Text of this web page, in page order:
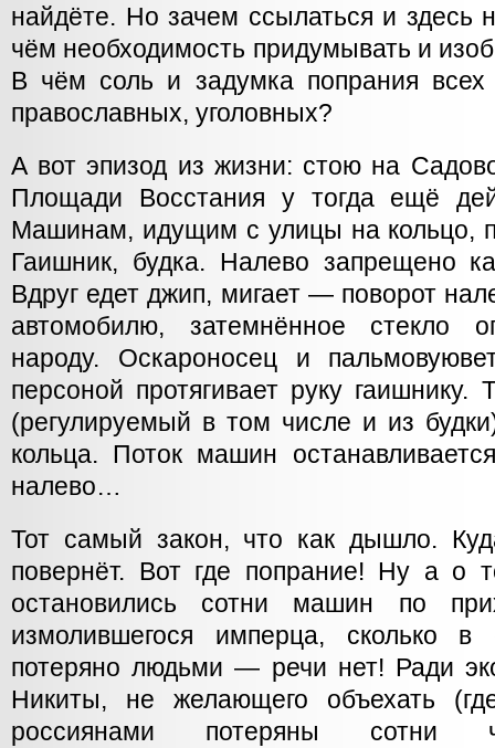
найдёте. Но зачем ссылаться и здесь
чём необходимость придумывать и
В чём соль и задумка попрания всех
православных, уголовных?
А вот эпизод из жизни: стою на
Площади Восстания у тогда ещё
Машинам, идущим с улицы на кольцо,
Гаишник, будка. Налево запрещено
Вдруг едет джип, мигает — поворот
автомобилю, затемнённое стекло
народу. Оскароносец и
персоной протягивает руку гаишнику.
(регулируемый в том числе и из
кольца. Поток машин
налево…
Тот самый закон, что как дышло.
повернёт. Вот где попрание! Ну а о
остановились сотни машин по
измолившегося имперца, сколько в
потеряно людьми — речи нет! Ради
Никиты, не желающего объехать
россиянами потеряны сотни